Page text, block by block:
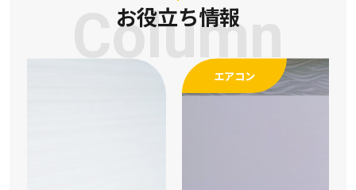
Column
お役立ち情報